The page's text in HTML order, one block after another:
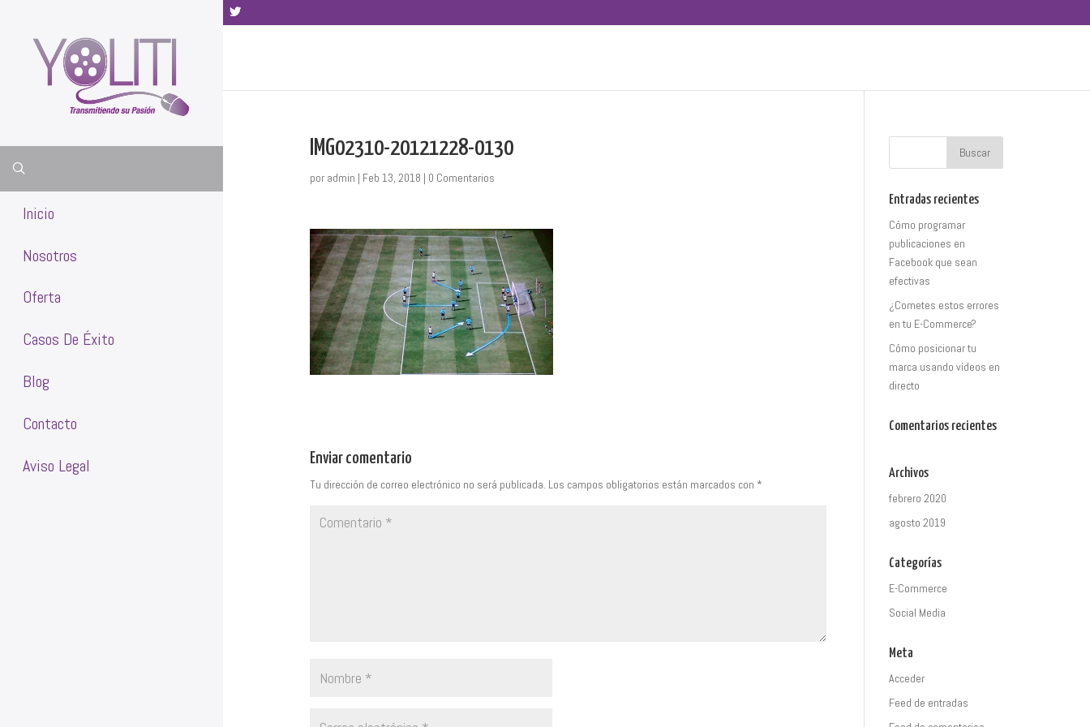
Inicio
Nosotros
Oferta
Casos De Éxito
Blog
Contacto
Aviso Legal
IMG02310-20121228-0130
por admin | Feb 13, 2018 | 0 Comentarios
Enviar comentario
Tu dirección de correo electrónico no será publicada. Los campos obligatorios están marcados con *
Entradas recientes
Cómo programar
publicaciones en
Facebook que sean
efectivas
¿Cometes estos errores
en tu E-Commerce?
Cómo posicionar tu
marca usando vídeos en
directo
Comentarios recientes
Archivos
febrero 2020
agosto 2019
Categorías
E-Commerce
Social Media
Meta
Acceder
Feed de entradas